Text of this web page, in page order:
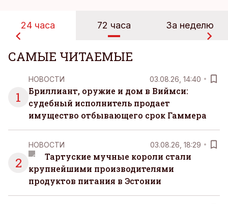
24 часа 72 часа За неделю
САМЫЕ ЧИТАЕМЫЕ
1
НОВОСТИ 03.08.26, 14:40
Бриллиант, оружие и дом в Виймси:
судебный исполнитель продает
имущество отбывающего срок Гаммера
2
НОВОСТИ 03.08.26, 18:29
Тартуские мучные короли стали
крупнейшими производителями
продуктов питания в Эстонии